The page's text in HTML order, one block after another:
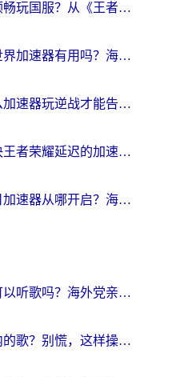
人在海外，如何顺畅玩国服？从《王者荣耀》到《云图计划》的加速器终极指南
在国外玩塔瑞斯世界加速器有用吗？海外玩家亲测后的真实答案
身在海外，用什么加速器玩逆战才能告别延迟？
海外党必看：解决王者荣耀延迟的加速器终极指南——从EVE到猫和老鼠，一个工具全搞定
苹果手机无尽冬日加速器从哪开启？海外玩家的冬日生存指南
酷狗会员在国外可以听歌吗？海外党亲测有效：3步解决音乐权限难题
在国外无法听国内的歌？别慌，这样操作就能畅听QQ音乐（附亲测加速器推荐）